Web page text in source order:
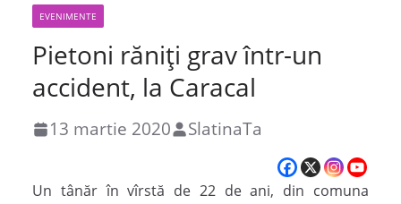
EVENIMENTE
Pietoni răniți grav într-un
accident, la Caracal
13 martie 2020 SlatinaTa
Un tânăr în vîrstă de 22 de ani, din comuna